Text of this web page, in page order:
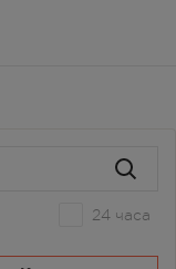
24 часа